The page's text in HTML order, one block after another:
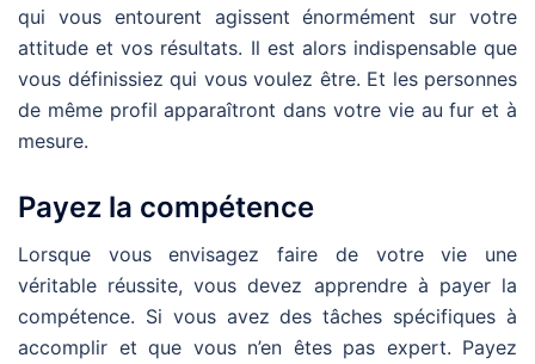
qui vous entourent agissent énormément sur votre
attitude et vos résultats. Il est alors indispensable que
vous définissiez qui vous voulez être. Et les personnes
de même profil apparaîtront dans votre vie au fur et à
mesure.
Payez la compétence
Lorsque vous envisagez faire de votre vie une
véritable réussite, vous devez apprendre à payer la
compétence. Si vous avez des tâches spécifiques à
accomplir et que vous n’en êtes pas expert. Payez